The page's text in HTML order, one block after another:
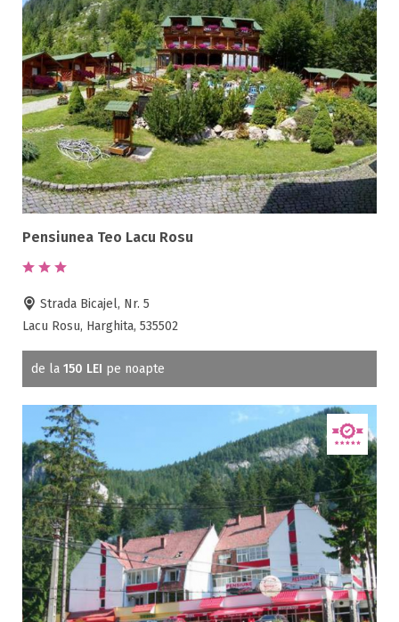
Pensiunea Teo Lacu Rosu
Strada Bicajel, Nr. 5
Lacu Rosu, Harghita, 535502
de la 150 LEI pe noapte